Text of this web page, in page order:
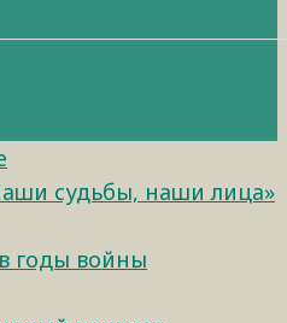
судьбы, наши лица»
годы войны